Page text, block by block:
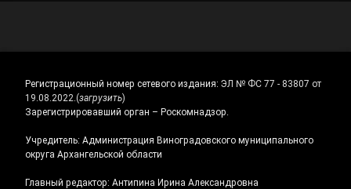
Регистрационный номер сетевого издания: ЭЛ № ФС 77 - 83807 от
19.08.2022. (загрузить)
Зарегистрировавший орган – Роскомнадзор.
Учредитель: Администрация Виноградовского муниципального
округа Архангельской области
Главный редактор: Антипина Ирина Александровна